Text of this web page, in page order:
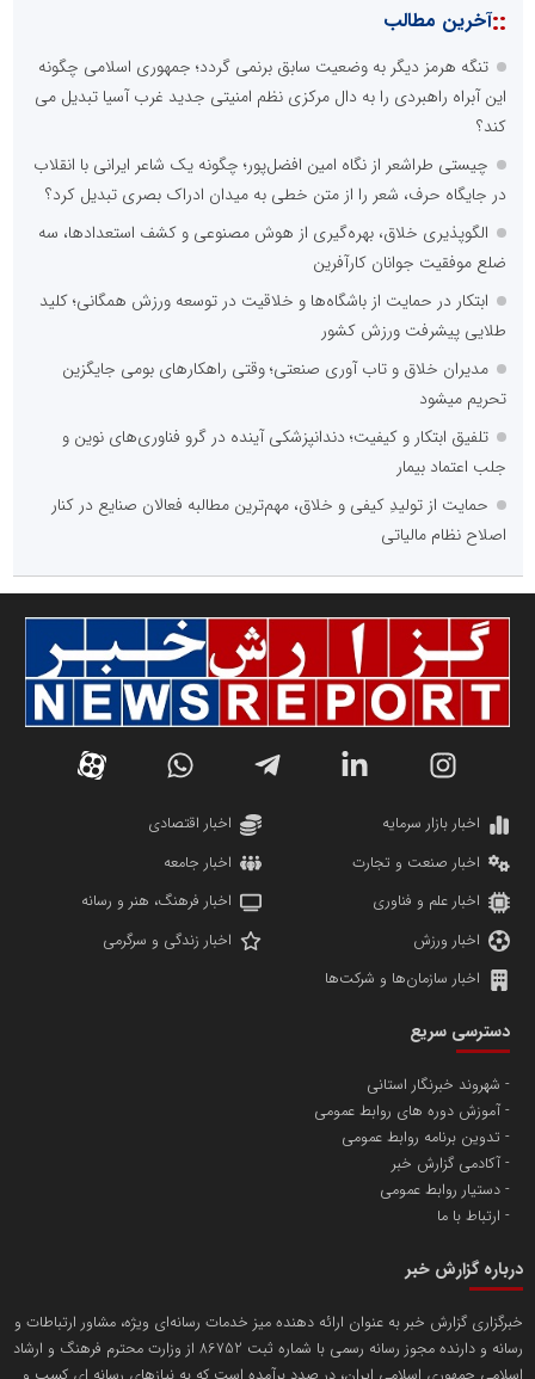
پایگاه خبری تصمیم 24
پایگاه خبری شبکه عاطفه ها
پایگاه خبری روی خط اقتصاد
پایگاه خبری شبکه تعاون
روابط عمومی ایران صدا
آرشیو تمامی برنامه های شبکه های رادیویی صدای جمهوری اسلامی ایران
روابط عمومی گروه پاس
تیم تامین حفاظت سازمان ها و اشخاص
سرمایه گذاری توسعه معادن و فلزات
برترین شرکت سرمایه گذاری تخصصی معدن و صنایع معدنی
تامین سرمایه نوین
شهروند خبرنگار گزارش خبر
محمدرضا سعیدی
پژوهشگر و فعال حوزه اجتماعی و فرهنگی
وحید حاج سعیدی
فعال رسانه ای در استان گلستان
میلاد شادانی
مشاور و کوچینگ رشد فردی و سازمانی
::آخرین مطالب
تنگه هرمز دیگر به وضعیت سابق برنمی گردد؛ جمهوری اسلامی چگونه
این آبراه راهبردی را به دال مرکزی نظم امنیتی جدید غرب آسیا تبدیل می
کند؟
چیستی طراشعر از نگاه امین افضل‌پور؛ چگونه یک شاعر ایرانی با انقلاب
در جایگاه حرف، شعر را از متن خطی به میدان ادراک بصری تبدیل کرد؟
الگوپذیری خلاق، بهره‌گیری از هوش مصنوعی و کشف استعدادها، سه
ضلع موفقیت جوانان کارآفرین
ابتکار در حمایت از باشگاه‌ها و خلاقیت در توسعه ورزش همگانی؛ کلید
طلایی پیشرفت ورزش کشور
مدیران خلاق و تاب آوری صنعتی؛ وقتی راهکارهای بومی جایگزین
تحریم میشود
تلفیق ابتکار و کیفیت؛ دندانپزشکی آینده در گرو فناوری‌های نوین و
جلب اعتماد بیمار
حمایت از تولیدِ کیفی و خلاق، مهم‌ترین مطالبه فعالان صنایع در کنار
اصلاح نظام مالیاتی
اخبار بازار سرمایه
اخبار اقتصادی
اخبار صنعت و تجارت
اخبار جامعه
اخبار علم و فناوری
اخبار فرهنگ، هنر و رسانه
اخبار ورزش
اخبار زندگی و سرگرمی
اخبار سازمان‌ها و شرکت‌ها
دسترسی سریع
شهروند خبرنگار استانی
آموزش دوره های روابط عمومی
تدوین برنامه روابط عمومی
آکادمی گزارش خبر
دستیار روابط عمومی
ارتباط با ما
درباره گزارش خبر
خبرگزاری گزارش خبر به عنوان ارائه دهنده میز خدمات رسانه‌ای ویژه، مشاور ارتباطات و
رسانه و دارنده مجوز رسانه رسمی با شماره ثبت 86752 از وزارت محترم فرهنگ و ارشاد